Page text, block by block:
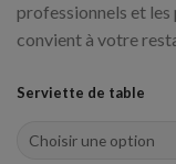
professionnels et
convient à votre
Serviette de table